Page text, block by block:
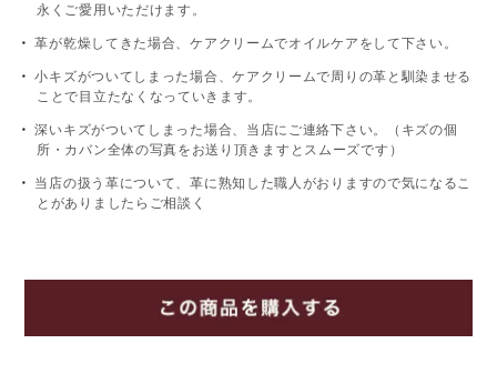
永くご愛用いただけます。
革が乾燥してきた場合、ケアクリームでオイルケアをして下さい。
小キズがついてしまった場合、ケアクリームで周りの革と馴染ませる
ことで目立たなくなっていきます。
深いキズがついてしまった場合、当店にご連絡下さい。（キズの個
所・カバン全体の写真をお送り頂きますとスムーズです）
当店の扱う革について、革に熟知した職人がおりますので気になるこ
とがありましたらご相談く